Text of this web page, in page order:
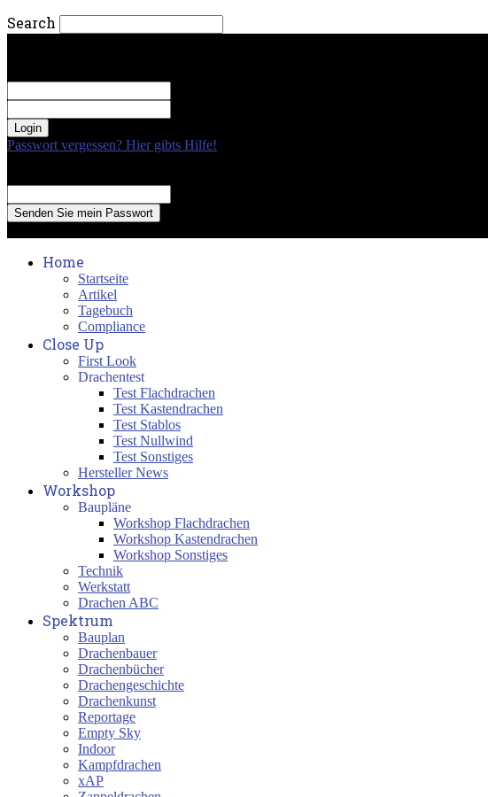
Search
Passwort vergessen? Hier gibts Hilfe!
Home
Startseite
Artikel
Tagebuch
Compliance
Close Up
First Look
Drachentest
Test Flachdrachen
Test Kastendrachen
Test Stablos
Test Nullwind
Test Sonstiges
Hersteller News
Workshop
Baupläne
Workshop Flachdrachen
Workshop Kastendrachen
Workshop Sonstiges
Technik
Werkstatt
Drachen ABC
Spektrum
Bauplan
Drachenbauer
Drachenbücher
Drachengeschichte
Drachenkunst
Reportage
Empty Sky
Indoor
Kampfdrachen
xAP